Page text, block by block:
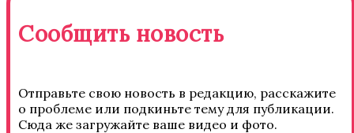
Сообщить новость
Отправьте свою новость в редакцию, расскажите
о проблеме или подкиньте тему для публикации.
Сюда же загружайте ваше видео и фото.